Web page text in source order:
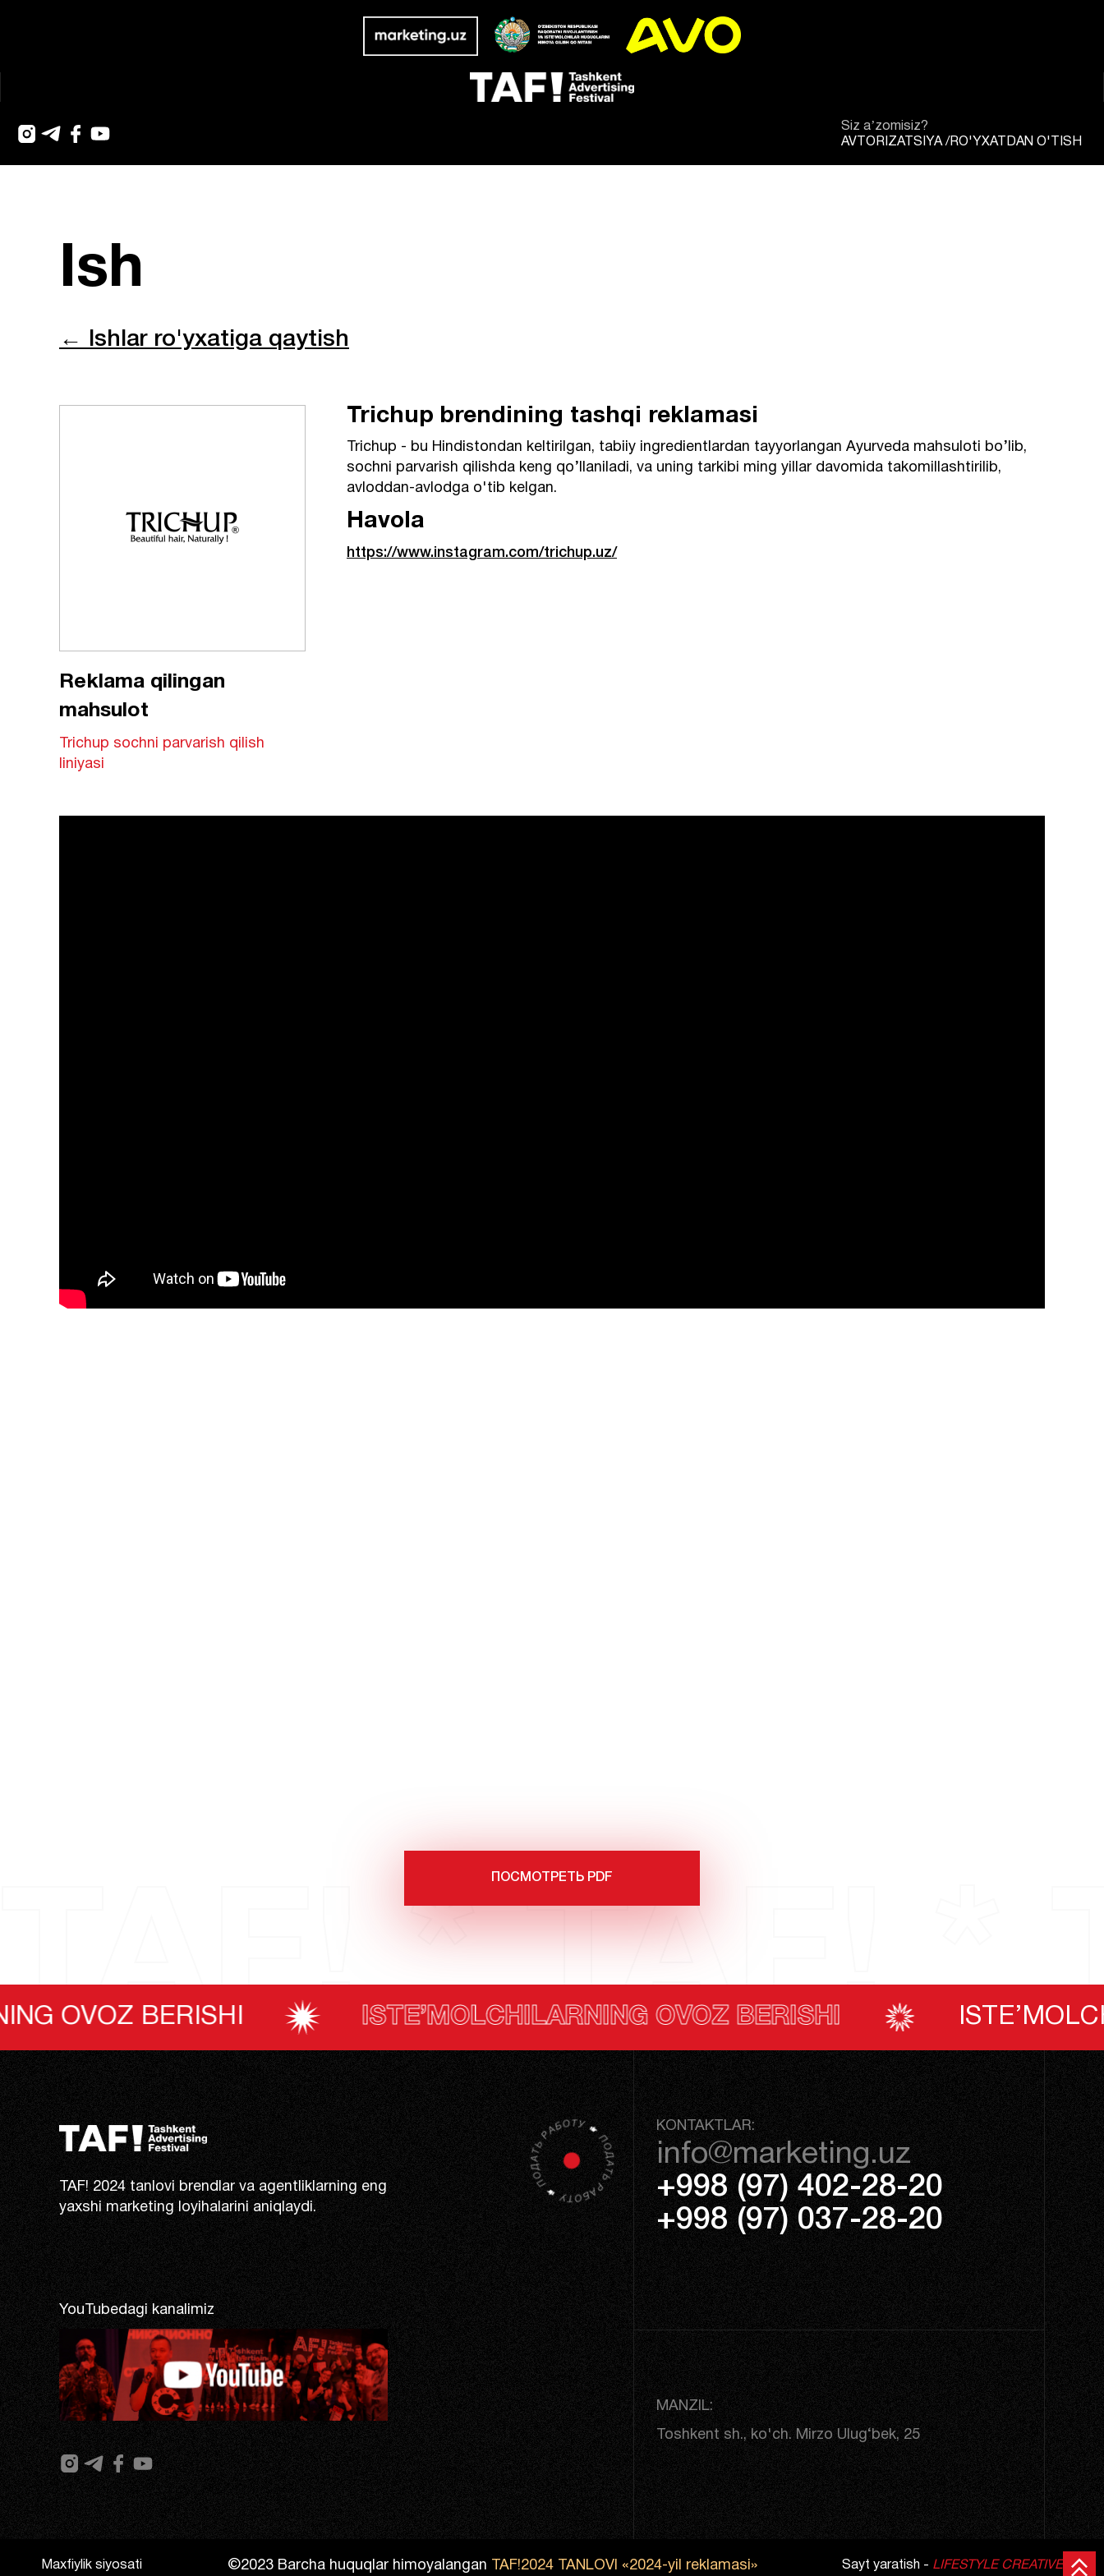
Siz aʼzomisiz?
AVTORIZATSIYA/ RO'YXATDAN O'TISH
Ish
← Ishlar ro'yxatiga qaytish
Reklama qilingan
mahsulot
Trichup sochni parvarish qilish
liniyasi
Trichup brendining tashqi reklamasi
Trichup - bu Hindistondan keltirilgan, tabiiy ingredientlardan tayyorlangan Ayurveda mahsuloti bo’lib,
sochni parvarish qilishda keng qo’llaniladi, va uning tarkibi ming yillar davomida takomillashtirilib,
avloddan-avlodga o'tib kelgan.
Havola
https://www.instagram.com/trichup.uz/
ПОСМОТРЕТЬ PDF
TAF! * TAF! *
ISTE’MOLCHILARNING OVOZ BERISHI ISTE’MOLCHILARNING OVOZ
TAF! 2024 tanlovi brendlar va agentliklarning eng
yaxshi marketing loyihalarini aniqlaydi.
YouTubedagi kanalimiz
KONTAKTLAR:
info@marketing.uz
+998 (97) 402-28-20
+998 (97) 037-28-20
MANZIL:
Toshkent sh., ko'ch. Mirzo Ulug‘bek, 25
Maxfiylik siyosati ©2023 Barcha huquqlar himoyalangan TAF!2024 TANLOVI «2024-yil reklamasi» Sayt yaratish - LIFESTYLE CREATIVE